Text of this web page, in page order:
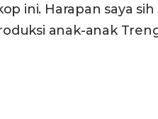
ini. Harapan saya
anak-anak